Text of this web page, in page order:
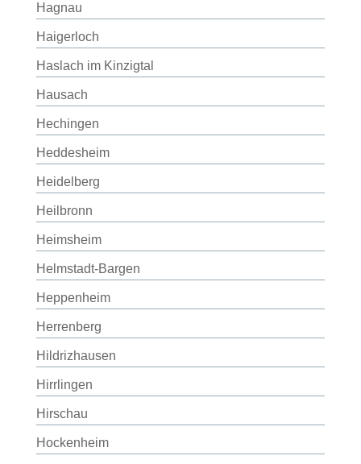
Hagnau
Haigerloch
Haslach im Kinzigtal
Hausach
Hechingen
Heddesheim
Heidelberg
Heilbronn
Heimsheim
Helmstadt-Bargen
Heppenheim
Herrenberg
Hildrizhausen
Hirrlingen
Hirschau
Hockenheim